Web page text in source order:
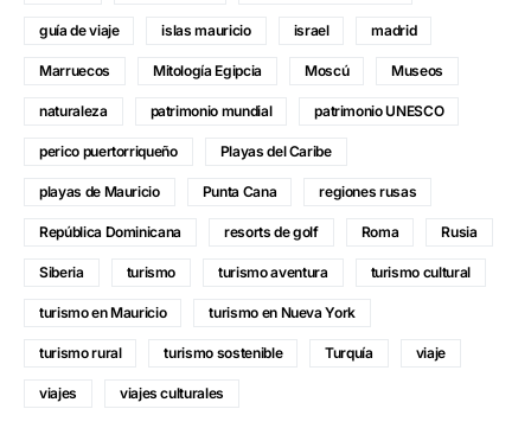
guía de viaje islas mauricio israel madrid
Marruecos Mitología Egipcia Moscú Museos
naturaleza patrimonio mundial patrimonio UNESCO
perico puertorriqueño Playas del Caribe
playas de Mauricio Punta Cana regiones rusas
República Dominicana resorts de golf Roma Rusia
Siberia turismo turismo aventura turismo cultural
turismo en Mauricio turismo en Nueva York
turismo rural turismo sostenible Turquía viaje
viajes viajes culturales